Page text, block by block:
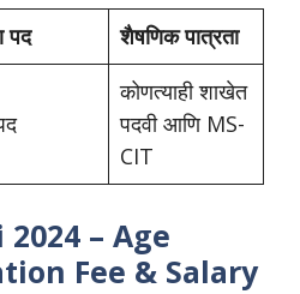
पद शैषणिक पात्रता
कोणत्याही शाखेत
पदवी आणि MS-
CIT
– Age
Fee & Salary